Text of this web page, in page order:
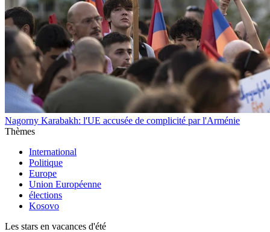
Nagorny Karabakh: l'UE accusée de complicité par l'Arménie
Thèmes
International
Politique
Europe
Union Européenne
élections
Kosovo
Les stars en vacances d'été